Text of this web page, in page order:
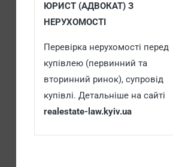
ЮРИСТ (АДВОКАТ) З
НЕРУХОМОСТІ
Перевірка нерухомості перед
купівлею (первинний та
вторинний ринок), супровід
купівлі. Детальніше на сайті
realestate-law.kyiv.ua